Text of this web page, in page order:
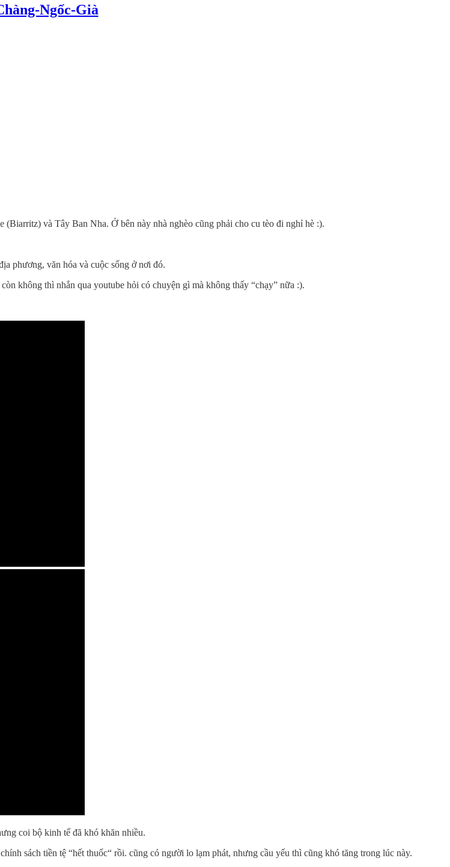
Ngốc-Già
và Tây Ban Nha. Ở bên này nhà nghèo cũng phải cho cu tèo đi nghỉ hè :).
phương, văn hóa và cuộc sống ở nơi đó.
không thì nhắn qua youtube hỏi có chuyện gì mà không thấy “chạy” nữa :).
coi bộ kinh tế đã khó khăn nhiều.
sách tiền tệ “hết thuốc“ rồi. cũng có người lo lạm phát, nhưng cầu yếu thì cũng khó tăng trong lúc này.